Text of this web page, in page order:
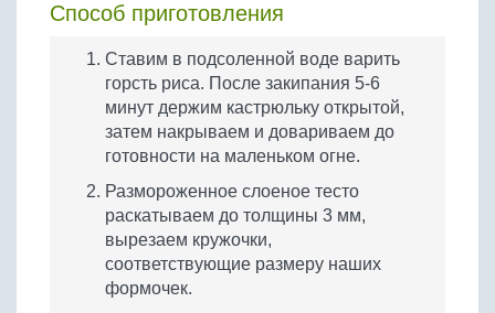
Способ приготовления
Ставим в подсоленной воде варить
горсть риса. После закипания 5-6
минут держим кастрюльку открытой,
затем накрываем и довариваем до
готовности на маленьком огне.
Размороженное слоеное тесто
раскатываем до толщины 3 мм,
вырезаем кружочки,
соответствующие размеру наших
формочек.